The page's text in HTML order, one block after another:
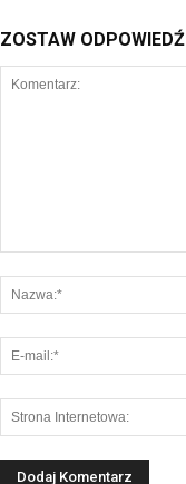
ZOSTAW ODPOWIEDŹ